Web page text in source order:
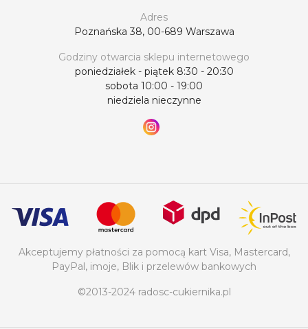
Adres
Poznańska 38, 00-689 Warszawa
Godziny otwarcia sklepu internetowego
poniedziałek - piątek 8:30 - 20:30
sobota 10:00 - 19:00
niedziela nieczynne
Akceptujemy płatności za pomocą kart Visa, Mastercard,
PayPal, imoje, Blik i przelewów bankowych
©2013-2024 radosc-cukiernika.pl